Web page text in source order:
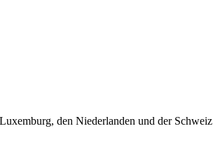
den Niederlanden und der Schweiz